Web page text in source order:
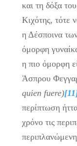
και τη δόξα
Κιχότης, τότε
η Δέσποινα
όμορφη
η πιο όμορφη
Άσπρου
quien fuere)
περίπτωση
χρόνο τις